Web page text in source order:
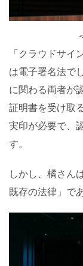
「クラウドサ
は電子署名法で
に関わる両者が
証明書を受け取
実印が必要で、
す。
しかし、橘さん
既存の法律」で